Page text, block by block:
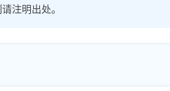
注明出处。